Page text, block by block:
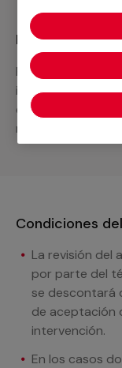
Recuerda que
Podemos ofrecer
incluyendo todo
equipamientos,
necesitas cuando
Condiciones
La revisión del
por parte del
se descontará
de aceptación
intervención.
En los casos